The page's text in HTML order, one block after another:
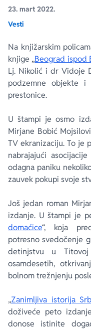
23. mart 2022.
Vesti
Na knjižarskim
knjige „Beograd ispod
Lj. Nikolić i dr Vidoje
podzemne objekte
prestonice.
U štampi je osmo
Mirjane Bobić
TV ekranizaciju. To je
nabrajajući
odagna paniku
zauvek pokupi svoje
Još jedan roman
izdanje. U štampi je
domaćice“, koja
potresno svedočenje
detinjstvu u Titovoj
osamdesetih,
bolnom trežnjenju
„Zanimljiva istorija
doživeće peto
donose istinite
Ekranizovane knjige
Za poklon
E-knjige
Poezija
Lični razvoj i popularna
Biografija
Bojan Ljubenović
Dejan Tiago-Stanković
Milica Jakovljević Mir-
Peter Handke
Harlan Koben
Elif Šafak